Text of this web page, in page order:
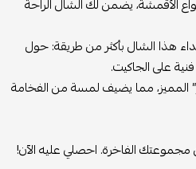
الأقمشة، يضمن لك الشال الراحة
هذا الشال بأكثر من طريقة: حول
على الجاكيت.
المميز، مما يضيف لمسة من الفخامة
مجموعتك الفاخرة. احصلي عليه الآن!